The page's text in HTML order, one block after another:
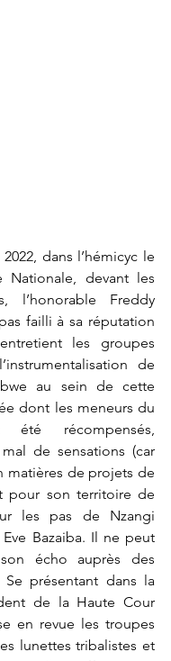
Nationale, devant les
l’honorable Freddy
failli à sa réputation
les groupes
de
au sein de cette
dont les meneurs du
récompensés,
de sensations (car
matières de projets de
pour son territoire de
les pas de Nzangi
Bazaiba. Il ne peut
écho auprès des
Se présentant dans la
de la Haute Cour
en revue les troupes
lunettes tribalistes et